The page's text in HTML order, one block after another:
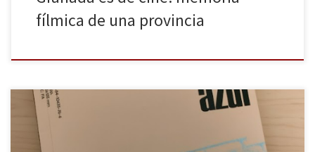
fílmica de una provincia